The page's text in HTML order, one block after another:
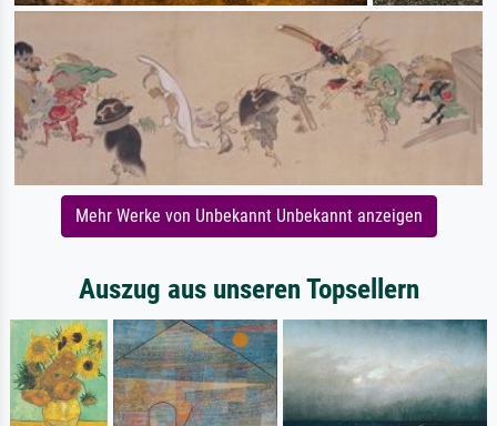
Mehr Werke von Unbekannt Unbekannt anzeigen
Auszug aus unseren Topsellern